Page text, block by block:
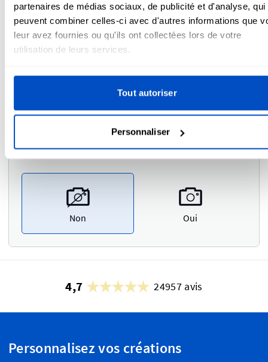
partenaires de médias sociaux, de publicité et d'analyse, qui
peuvent combiner celles-ci avec d'autres informations que
leur avez fournies ou qu'ils ont collectées lors de votre
utilisation de leurs services.
Tout autoriser
Personnaliser
Commentaires
Veuillez saisir vos commentaires ou instructions ici.
Non Oui
4,7 24957 avis
Personnalisez vos créations